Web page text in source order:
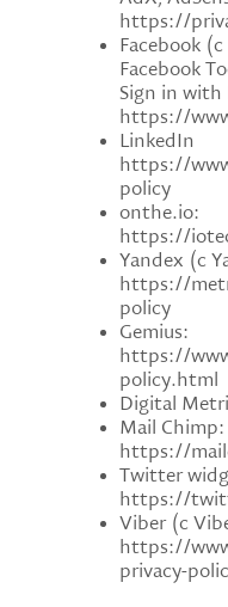
https://
Facebook
Facebook
Sign in with
https://
LinkedIn
https://
policy
оnthe.io:
https://
Yandex (с
https://
policy
Gemius:
https://
policy.html
Digital
Mail Chimp:
https://
Twitter
https://
Viber (с
https://
privacy-